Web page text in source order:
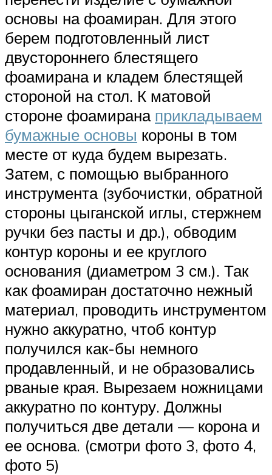
основы на фоамиран. Для этого
берем подготовленный лист
двустороннего блестящего
фоамирана и кладем блестящей
стороной на стол. К матовой
стороне фоамирана прикладываем
бумажные основы короны в том
месте от куда будем вырезать.
Затем, с помощью выбранного
инструмента (зубочистки, обратной
стороны цыганской иглы, стержнем
ручки без пасты и др.), обводим
контур короны и ее круглого
основания (диаметром 3 см.). Так
как фоамиран достаточно нежный
материал, проводить инструментом
нужно аккуратно, чтоб контур
получился как-бы немного
продавленный, и не образовались
рваные края. Вырезаем ножницами
аккуратно по контуру. Должны
получиться две детали — корона и
ее основа. (смотри фото 3, фото 4,
фото 5)